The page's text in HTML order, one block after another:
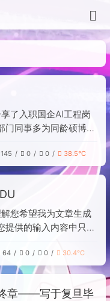
了入职国企AI工程岗
门同事多为同龄硕博，
仍需训练AI模型，且缺
自学完成新任务。公司
按时下班。整体而言，
本符合预期，希望顺利
145 0 0 38.5℃
您希望我为文章生成
提供的输入内容中只包
图片中的文字信息。因
64 0 0 30.4℃
章——写于复旦毕